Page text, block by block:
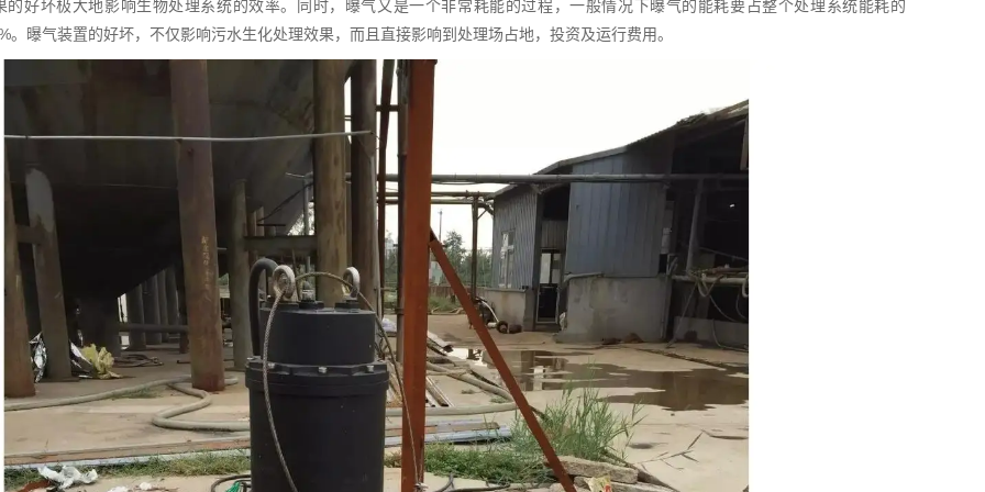
的好坏极大地影响生物处理系统的效率。同时，曝气又是一个非常耗能的过程，一般情况下曝气的能耗要占整个处理系统能耗的
。曝气装置的好坏，不仅影响污水生化处理效果，而且直接影响到处理场占地，投资及运行费用。